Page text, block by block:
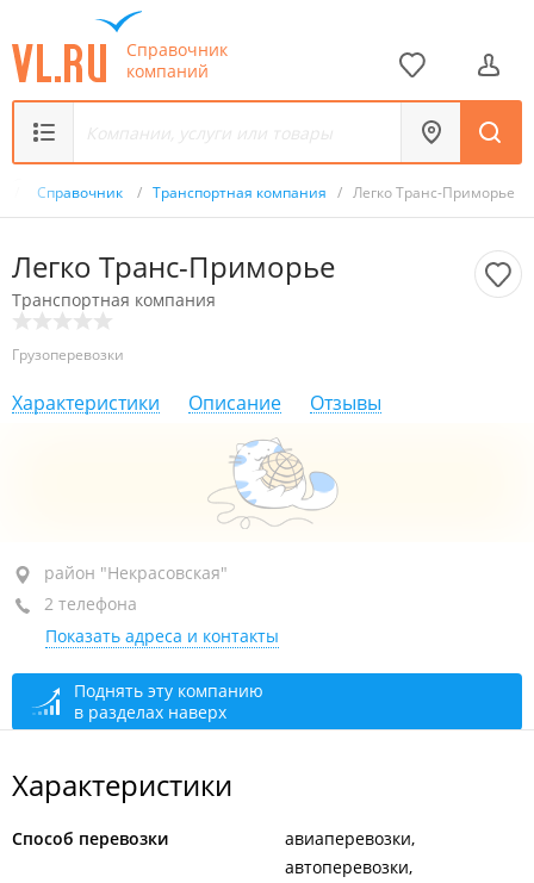
Справочник
компаний
Справочник / Транспортная компания / Легко Транс-Приморье
Легко Транс-Приморье
Транспортная компания
Грузоперевозки
Характеристики Описание Отзывы
район "Некрасовская", ул. Проходная 4-я, 14 стр. 1
+7 904 627-02-64
+7 914 790-33-11
сегодня закрыто
район "Некрасовская"
2 телефона
Показать адреса и контакты
Поднять эту компанию
в разделах наверх
Характеристики
Способ перевозки
авиаперевозки
автоперевозки